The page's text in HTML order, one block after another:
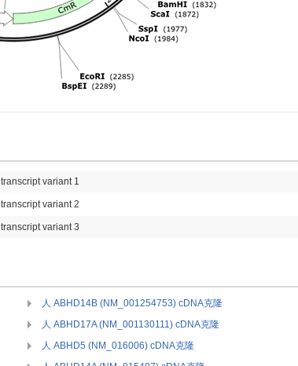
transcript variant 1
transcript variant 2
transcript variant 3
人 ABHD14B (NM_001254753) cDNA克隆
人 ABHD17A (NM_001130111) cDNA克隆
人 ABHD5 (NM_016006) cDNA克隆